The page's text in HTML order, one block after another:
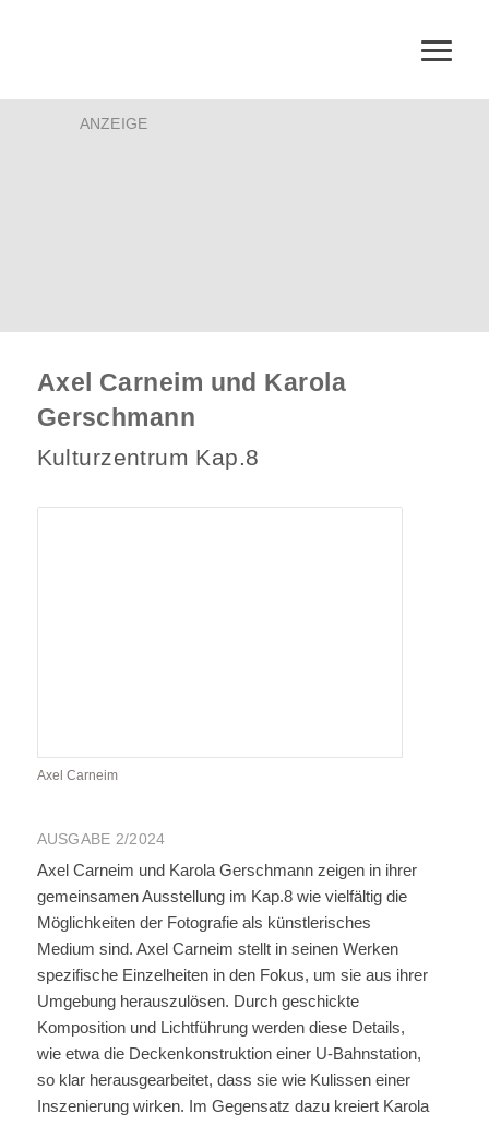
ANZEIGE
Axel Carneim und Karola
Gerschmann
Kulturzentrum Kap.8
Axel Carneim
AUSGABE 2/2024
Axel Carneim und Karola Gerschmann zeigen in ihrer
gemeinsamen Ausstellung im Kap.8 wie vielfältig die
Möglichkeiten der Fotografie als künstlerisches
Medium sind. Axel Carneim stellt in seinen Werken
spezifische Einzelheiten in den Fokus, um sie aus ihrer
Umgebung herauszulösen. Durch geschickte
Komposition und Lichtführung werden diese Details,
wie etwa die Deckenkonstruktion einer U-Bahnstation,
so klar herausgearbeitet, dass sie wie Kulissen einer
Inszenierung wirken. Im Gegensatz dazu kreiert Karola